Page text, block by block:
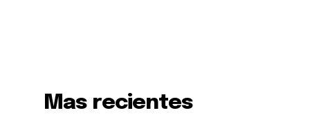
Mas recientes